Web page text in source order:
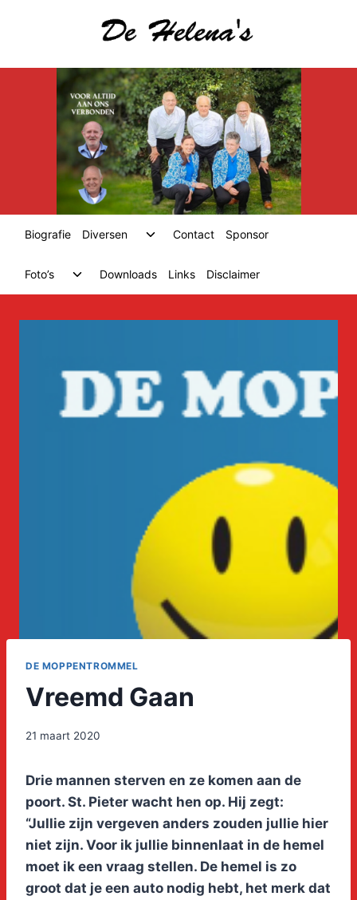
Biografie Diversen
ToggleContact Sponsor
Foto’s
ToggleDownloads Links Disclaimer
DE MOPPENTROMMEL
Vreemd Gaan
21 maart 2020
Drie mannen sterven en ze komen aan de
poort. St. Pieter wacht hen op. Hij zegt:
“Jullie zijn vergeven anders zouden jullie hier
niet zijn. Voor ik jullie binnenlaat in de hemel
moet ik een vraag stellen. De hemel is zo
groot dat je een auto nodig hebt, het merk dat